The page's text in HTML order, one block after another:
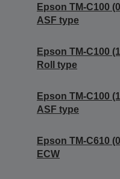
Epson TM-C100
ASF type
Epson TM-C100
Roll type
Epson TM-C100
ASF type
Epson TM-C610
ECW